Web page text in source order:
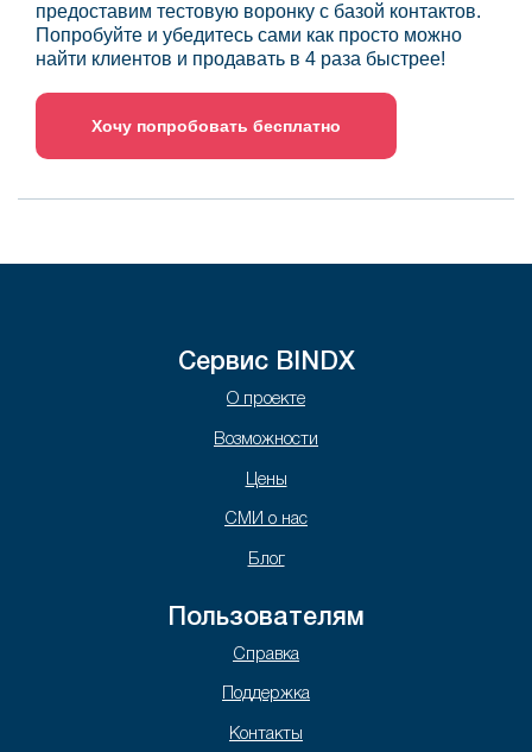
предоставим тестовую воронку с базой контактов.
Попробуйте и убедитесь сами как просто можно
найти клиентов и продавать в 4 раза быстрее!
Хочу попробовать бесплатно
Сервис BINDX
О проекте
Возможности
Цены
СМИ о нас
Блог
Пользователям
Справка
Поддержка
Контакты